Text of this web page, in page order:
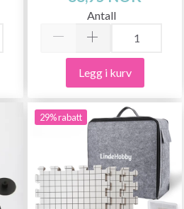
Antall
Legg i kurv
29% rabatt